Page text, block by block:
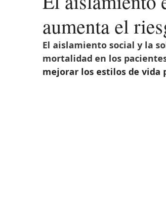
aumenta el
El aislamiento social y la
mortalidad en los
mejorar los estilos de vida